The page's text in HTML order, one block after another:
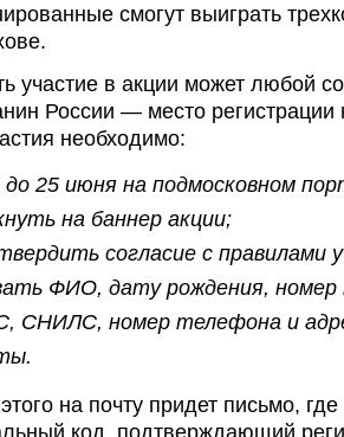
смогут выиграть
участие в акции может любой
России — место регистрации
необходимо:
до 25 июня на подмосковном
на баннер акции;
согласие с правилами
ФИО, дату рождения, номер
СНИЛС, номер телефона и
на почту придет письмо, где
код, подтверждающий